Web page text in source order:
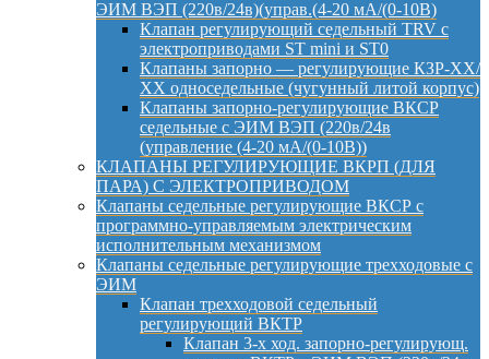
ЭИМ ВЭП (220в/24в)(управ.(4-20 мА/(0-10В)
Клапан регулирующий седельный TRV с
электроприводами ST mini и ST0
Клапаны запорно — регулирующие КЗР-ХХ/
ХХ односедельные (чугунный литой корпус)
Клапаны запорно-регулирующие ВКСР
седельные с ЭИМ ВЭП (220в/24в
(управление (4-20 мА/(0-10В))
КЛАПАНЫ РЕГУЛИРУЮЩИЕ ВКРП (ДЛЯ
ПАРА) С ЭЛЕКТРОПРИВОДОМ
Клапаны седельные регулирующие ВКСР с
программно-управляемым электрическим
исполнительным механизмом
Клапаны седельные регулирующие трехходовые с
ЭИМ
Клапан трехходовой седельный
регулирующий ВКТР
Клапан 3-х ход. запорно-регулирующ.